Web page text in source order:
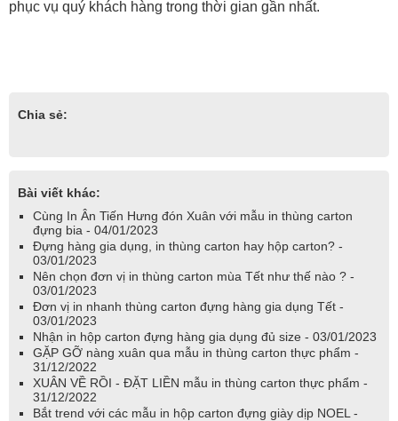
phục vụ quý khách hàng trong thời gian gần nhất.
Chia sẻ:
Bài viết khác:
Cùng In Ân Tiến Hưng đón Xuân với mẫu in thùng carton
đựng bia - 04/01/2023
Đựng hàng gia dụng, in thùng carton hay hộp carton? -
03/01/2023
Nên chọn đơn vị in thùng carton mùa Tết như thế nào ? -
03/01/2023
Đơn vị in nhanh thùng carton đựng hàng gia dụng Tết -
03/01/2023
Nhận in hộp carton đựng hàng gia dụng đủ size - 03/01/2023
GẶP GỠ nàng xuân qua mẫu in thùng carton thực phẩm -
31/12/2022
XUÂN VỀ RỒI - ĐẶT LIỀN mẫu in thùng carton thực phẩm -
31/12/2022
Bắt trend với các mẫu in hộp carton đựng giày dịp NOEL -